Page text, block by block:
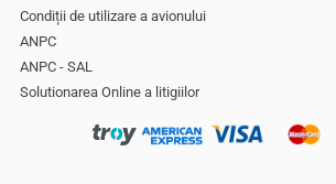
Condiții de utilizare a avionului
ANPC
ANPC - SAL
Solutionarea Online a litigiilor